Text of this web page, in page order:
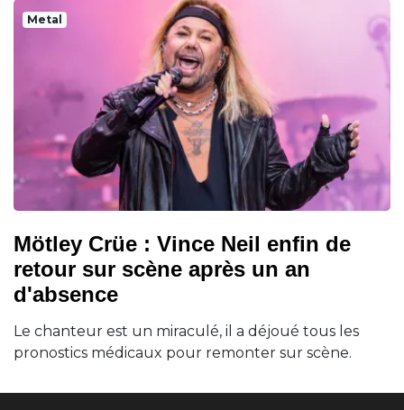
Metal
Mötley Crüe : Vince Neil enfin de
retour sur scène après un an
d'absence
Le chanteur est un miraculé, il a déjoué tous les
pronostics médicaux pour remonter sur scène.